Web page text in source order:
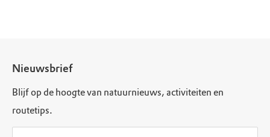
Nieuwsbrief
Blijf op de hoogte van natuurnieuws, activiteiten en
routetips.